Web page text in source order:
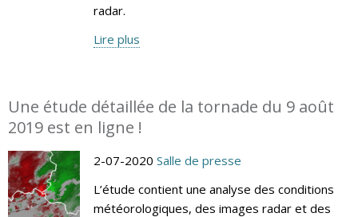
radar.
Lire plus
Une étude détaillée de la tornade du 9 août
2019 est en ligne !
2-07-2020 Salle de presse
L’étude contient une analyse des conditions
météorologiques, des images radar et des